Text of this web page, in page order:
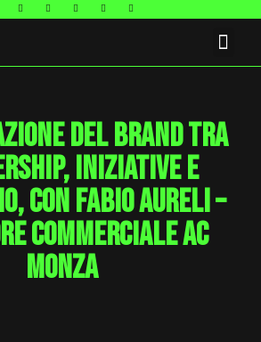
del brand tra
iniziative e
con Fabio Aureli –
commerciale AC
Monza